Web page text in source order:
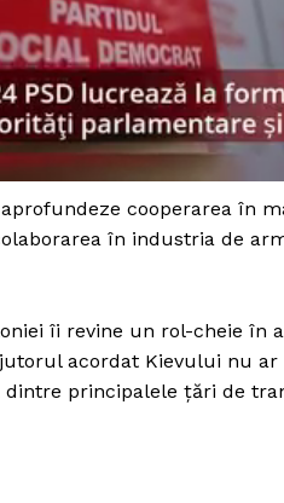
cooperarea în
în industria de
îi revine un rol-cheie în
acordat Kievului nu
principalele țări de